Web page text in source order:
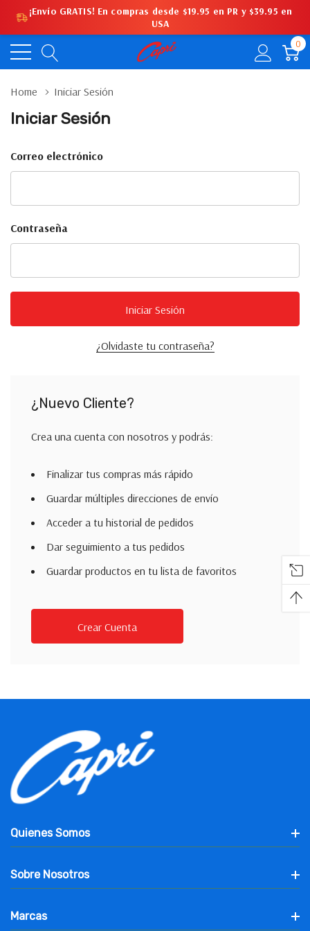
¡Envío GRATIS! En compras desde $19.95 en PR y $39.95 en
USA
0
Home Iniciar Sesión
Iniciar Sesión
Correo electrónico
Contraseña
¿Olvidaste tu contraseña?
¿Nuevo Cliente?
Crea una cuenta con nosotros y podrás:
Finalizar tus compras más rápido
Guardar múltiples direcciones de envío
Acceder a tu historial de pedidos
Dar seguimiento a tus pedidos
Guardar productos en tu lista de favoritos
Crear Cuenta
Quienes Somos
Sobre Nosotros
Marcas